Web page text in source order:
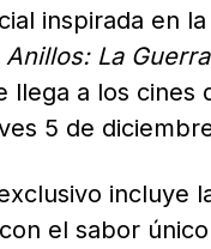
inspirada en
La
llega a los cines
5 de
incluye
el sabor